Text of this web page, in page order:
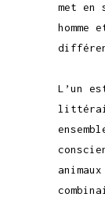
met en
homme
L’un